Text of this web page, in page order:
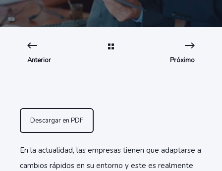
Anterior Próximo
Descargar en PDF
En la actualidad, las empresas tienen que adaptarse a
cambios rápidos en su entorno y este es realmente